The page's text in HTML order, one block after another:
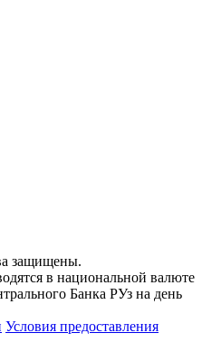
защищены.
в национальной валюте
Банка РУз на день
Условия предоставления